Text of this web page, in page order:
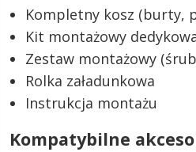
Kompletny kosz (burty,
Kit montażowy
Zestaw montażowy
Rolka załadunkowa
Instrukcja montażu
Kompatybilne